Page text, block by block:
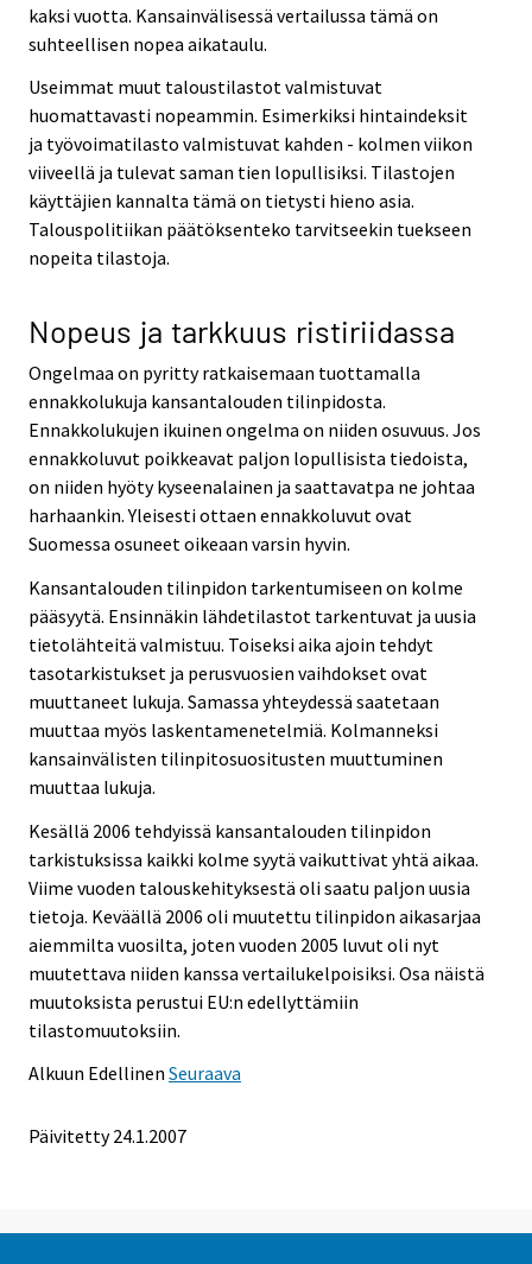
kaksi vuotta. Kansainvälisessä vertailussa tämä on
suhteellisen nopea aikataulu.
Useimmat muut taloustilastot valmistuvat
huomattavasti nopeammin. Esimerkiksi hintaindeksit
ja työvoimatilasto valmistuvat kahden - kolmen viikon
viiveellä ja tulevat saman tien lopullisiksi. Tilastojen
käyttäjien kannalta tämä on tietysti hieno asia.
Talouspolitiikan päätöksenteko tarvitseekin tuekseen
nopeita tilastoja.
Nopeus ja tarkkuus ristiriidassa
Ongelmaa on pyritty ratkaisemaan tuottamalla
ennakkolukuja kansantalouden tilinpidosta.
Ennakkolukujen ikuinen ongelma on niiden osuvuus. Jos
ennakkoluvut poikkeavat paljon lopullisista tiedoista,
on niiden hyöty kyseenalainen ja saattavatpa ne johtaa
harhaankin. Yleisesti ottaen ennakkoluvut ovat
Suomessa osuneet oikeaan varsin hyvin.
Kansantalouden tilinpidon tarkentumiseen on kolme
pääsyytä. Ensinnäkin lähdetilastot tarkentuvat ja uusia
tietolähteitä valmistuu. Toiseksi aika ajoin tehdyt
tasotarkistukset ja perusvuosien vaihdokset ovat
muuttaneet lukuja. Samassa yhteydessä saatetaan
muuttaa myös laskentamenetelmiä. Kolmanneksi
kansainvälisten tilinpitosuositusten muuttuminen
muuttaa lukuja.
Kesällä 2006 tehdyissä kansantalouden tilinpidon
tarkistuksissa kaikki kolme syytä vaikuttivat yhtä aikaa.
Viime vuoden talouskehityksestä oli saatu paljon uusia
tietoja. Keväällä 2006 oli muutettu tilinpidon aikasarjaa
aiemmilta vuosilta, joten vuoden 2005 luvut oli nyt
muutettava niiden kanssa vertailukelpoisiksi. Osa näistä
muutoksista perustui EU:n edellyttämiin
tilastomuutoksiin.
Alkuun Edellinen Seuraava
Päivitetty24.1.2007